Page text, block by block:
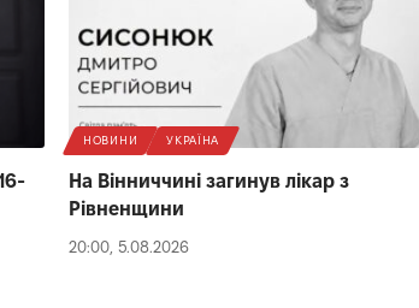
НОВИНИ УКРАЇНА
На Вінниччині загинув лікар з
Рівненщини
20:00, 5.08.2026